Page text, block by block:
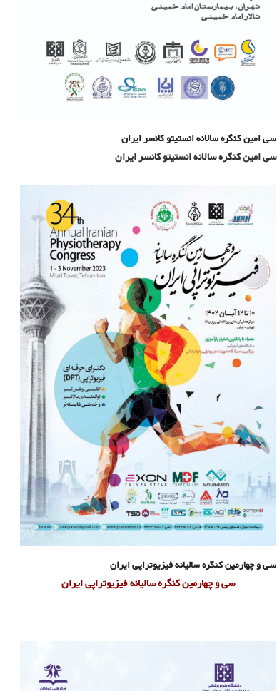
سی امین کنگره سالانه انستیتو کانسر ایران
سی امین کنگره سالانه انستیتو کانسر ایران
سی و چهارمین کنگره سالیانه فیزیوتراپی ایران
سی و چهارمین کنگره سالیانه فیزیوتراپی ایران